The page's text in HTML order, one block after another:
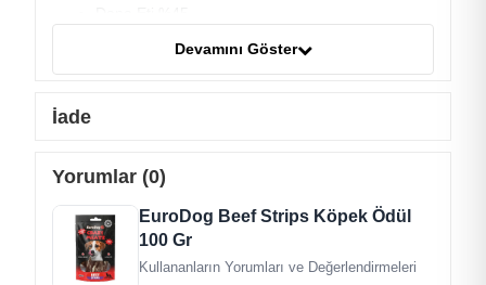
Bitkisel Proteinler
Analiz Raporu
Ham Protein %35
Ham Lif %2
Yağ %4
Ham Kül %5
Devamını Göster
İade
Yorumlar (0)
EuroDog Beef Strips Köpek Ödül
100 Gr
Kullananların Yorumları ve Değerlendirmeleri